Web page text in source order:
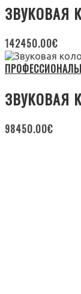
ЗВУКОВАЯ
142450.00€
ЗВУКОВАЯ
98450.00€